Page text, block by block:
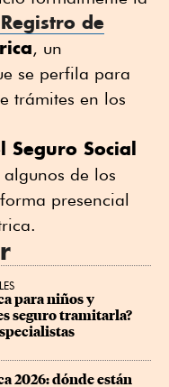
de
, un
se perfila para
trámites en los
Seguro Social
de los
presencial
para niños y
seguro tramitarla?
2026: dónde están